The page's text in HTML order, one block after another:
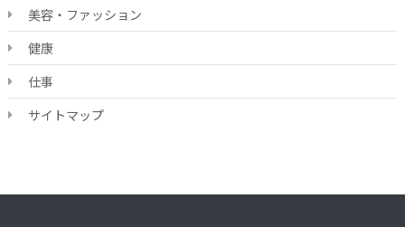
美容・ファッション
健康
仕事
サイトマップ